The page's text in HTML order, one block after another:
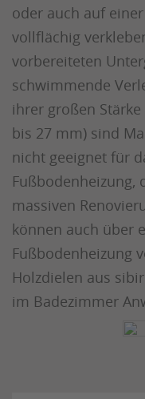
oder auch auf einer
vollflächig
vorbereiteten
schwimmende
ihrer großen
bis 27 mm) sind
nicht geeignet für
Fußbodenheizung,
massiven
können auch über
Fußbodenheizung
Holzdielen aus
im Badezimmer